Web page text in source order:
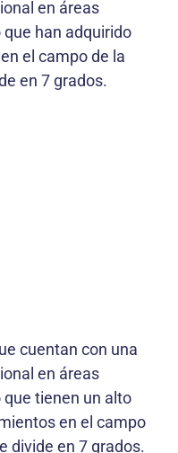
en áreas
han adquirido
el campo de la
en 7 grados.
cuentan con una
en áreas
tienen un alto
en el campo
divide en 7 grados.